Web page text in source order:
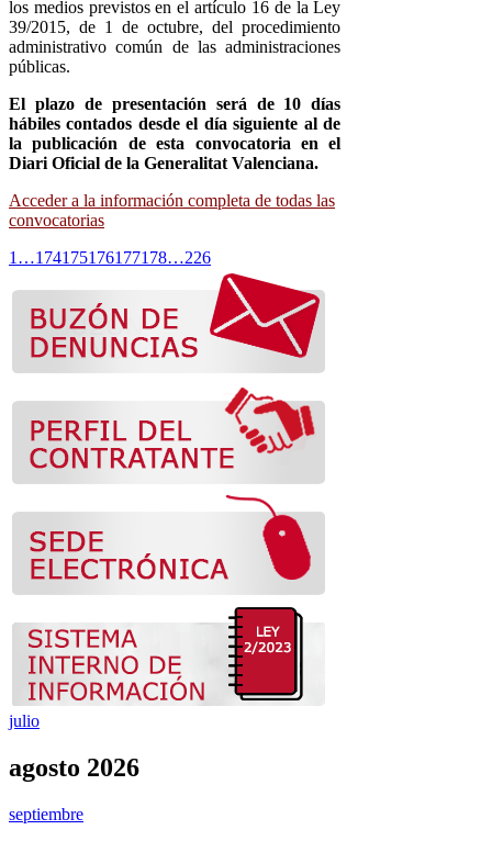
los medios previstos en el artículo 16 de la Ley
39/2015, de 1 de octubre, del procedimiento
administrativo común de las administraciones
públicas.
El plazo de presentación será de 10 días
hábiles contados desde el día siguiente al de
la publicación de esta convocatoria en el
Diari Oficial de la Generalitat Valenciana.
Acceder a la información completa de todas las
convocatorias
1 …174175176177178…226
julio
agosto 2026
septiembre